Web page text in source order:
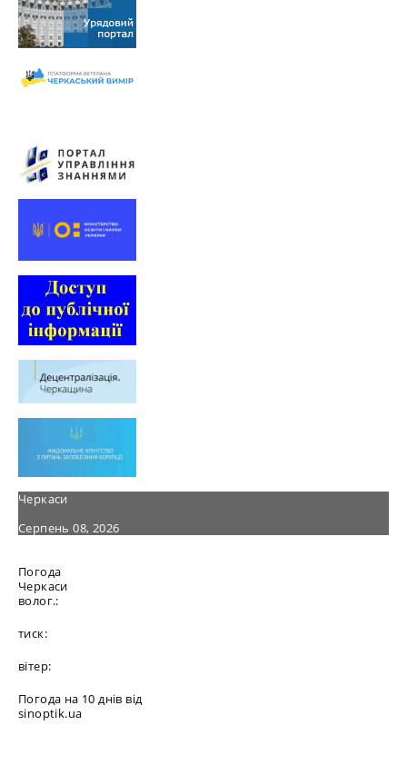
Черкаси
Серпень 08, 2026
Погода
Черкаси
волог.:
тиск:
вітер:
Погода на 10 днів від
sinoptik.ua